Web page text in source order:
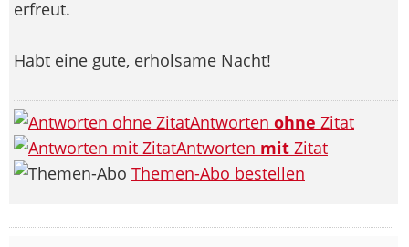
erfreut.
Habt eine gute, erholsame Nacht!
Antworten ohne Zitat
Antworten mit Zitat
Themen-Abo bestellen